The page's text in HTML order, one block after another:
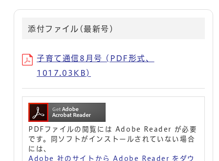
添付ファイル(最新号)
子育て通信8月号 (PDF形式、
1017.03KB)
PDFファイルの閲覧には Adobe Reader が必要
です。同ソフトがインストールされていない場合
には、
Adobe 社のサイトから Adobe Reader をダウ